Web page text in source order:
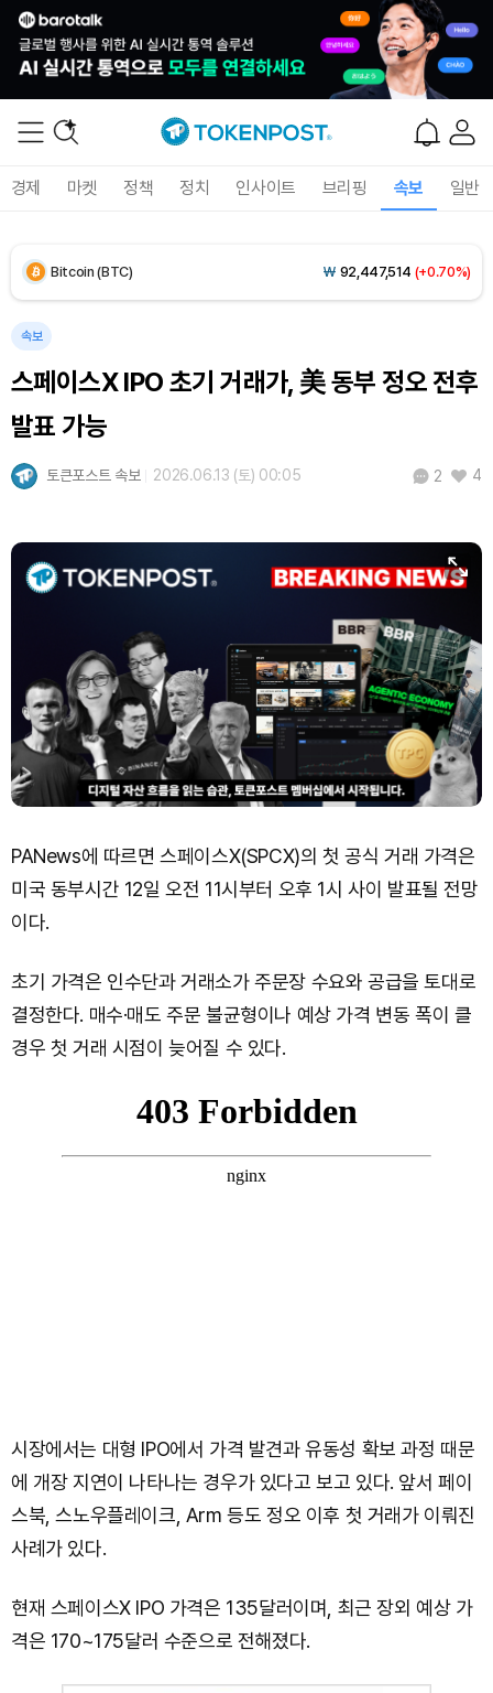
경제 마켓 정책 정치 인사이트 브리핑 속보 일반
Bitcoin (BTC) ₩ 92,447,514 (+0.70%)
Tether USDt (USDT) ₩1,424(+0.04%)
BNB (BNB)
XRP (XRP) ₩1,463(-1.69%)
TRON (TRX) ₩466.9(+0.02%)
Hyperliquid (HYPE) ₩79,492(+0.33%)
Dogecoin (DOGE) ₩ 99.42(+1.43%)
속보
스페이스X IPO 초기 거래가, 美 동부 정오 전후
발표 가능
토큰포스트 속보 2026.06.13 (토) 00:05 2 4
PANews에 따르면 스페이스X(SPCX)의 첫 공식 거래 가격은
미국 동부시간 12일 오전 11시부터 오후 1시 사이 발표될 전망
이다.
초기 가격은 인수단과 거래소가 주문장 수요와 공급을 토대로
결정한다. 매수·매도 주문 불균형이나 예상 가격 변동 폭이 클
경우 첫 거래 시점이 늦어질 수 있다.
시장에서는 대형 IPO에서 가격 발견과 유동성 확보 과정 때문
에 개장 지연이 나타나는 경우가 있다고 보고 있다. 앞서 페이
스북, 스노우플레이크, Arm 등도 정오 이후 첫 거래가 이뤄진
사례가 있다.
현재 스페이스X IPO 가격은 135달러이며, 최근 장외 예상 가
격은 170~175달러 수준으로 전해졌다.